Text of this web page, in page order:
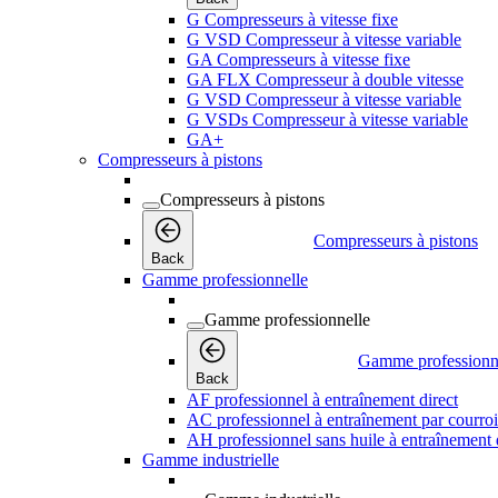
G Compresseurs à vitesse fixe
G VSD Compresseur à vitesse variable
GA Compresseurs à vitesse fixe
GA FLX Compresseur à double vitesse
G VSD Compresseur à vitesse variable
G VSDs Compresseur à vitesse variable
GA+
Compresseurs à pistons
Compresseurs à pistons
Back
Compresseurs à pistons
Gamme professionnelle
Gamme professionnelle
Back
Gamme
AF professionnel à entraînement direct
AC professionnel à entraînement par
AH professionnel sans huile à entraînement
Gamme industrielle